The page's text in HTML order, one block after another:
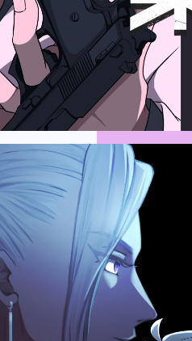
Official SNS
X
Facebook
Privacy Policy , Site Policy
Research Integrity
ARCH Research
じん
Official SNS
X
Facebook
Privacy Policy , Site Policy
Research Integrity
ARCH Research
じん